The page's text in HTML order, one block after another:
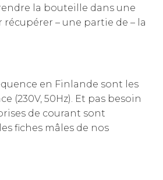
la bouteille dans une
– une partie de – la
en Finlande sont les
(230V, 50Hz). Et pas besoin
de courant sont
fiches mâles de nos